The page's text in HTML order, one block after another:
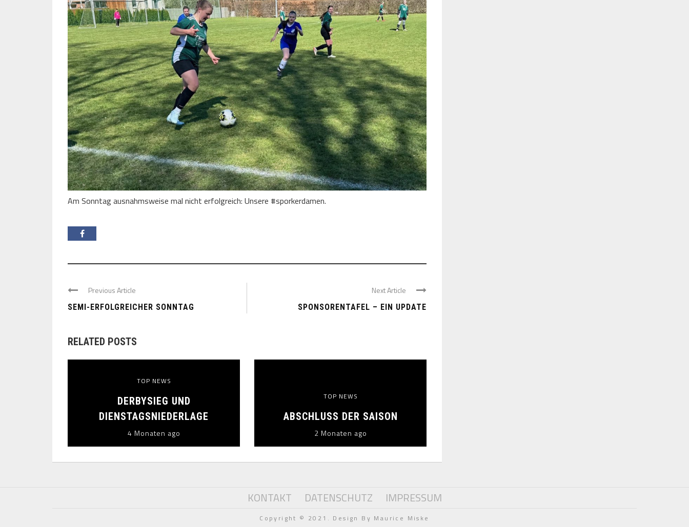
Am Sonntag ausnahmsweise mal nicht erfolgreich: Unsere #sporkerdamen.
Previous Article
SEMI-ERFOLGREICHER SONNTAG
Next Article
SPONSORENTAFEL – EIN UPDATE
RELATED POSTS
TOP NEWS
DERBYSIEG UND
DIENSTAGSNIEDERLAGE
4 Monaten ago
TOP NEWS
ABSCHLUSS DER SAISON
2 Monaten ago
KONTAKT DATENSCHUTZ IMPRESSUM
Copyright © 2021. Design By Maurice Miske